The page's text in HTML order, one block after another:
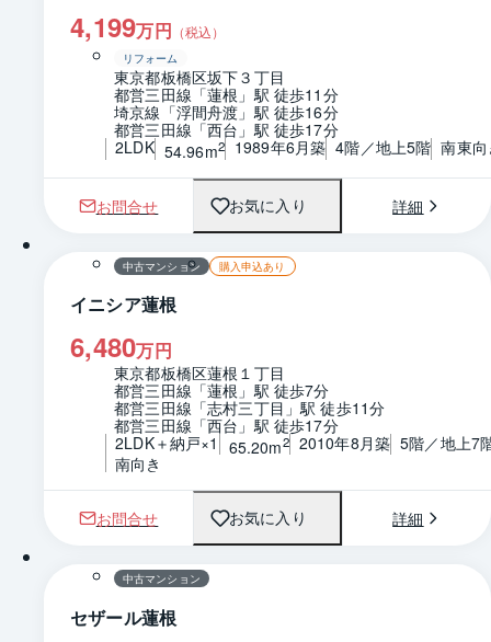
4,199万円 （税込）
リフォーム
東京都板橋区坂下３丁目
都営三田線「蓮根」駅 徒歩11分
埼京線「浮間舟渡」駅 徒歩16分
都営三田線「西台」駅 徒歩17分
2LDK 54.96m2 1989年6月築 4階／地上5階 南東
お問合せ お気に入り 詳細
1 / 0 間取り
中古マンション 購入申込あり
イニシア蓮根
6,480万円
東京都板橋区蓮根１丁目
都営三田線「蓮根」駅 徒歩7分
都営三田線「志村三丁目」駅 徒歩11分
都営三田線「西台」駅 徒歩17分
2LDK＋納戸×1
65.20m2 2010年8月築 5階／地上7
南向き
お問合せ お気に入り 詳細
1 / 0 間取り
中古マンション
セザール蓮根